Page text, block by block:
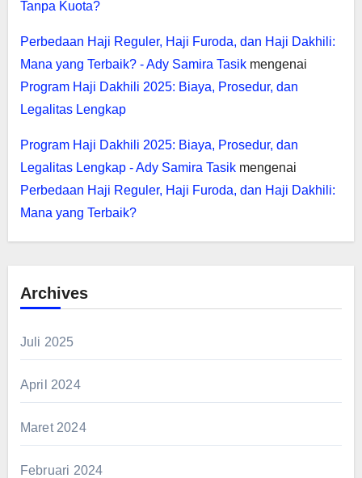
Tanpa Kuota?
Perbedaan Haji Reguler, Haji Furoda, dan Haji Dakhili:
Mana yang Terbaik? - Ady Samira Tasikmengenai
Program Haji Dakhili 2025: Biaya, Prosedur, dan
Legalitas Lengkap
Program Haji Dakhili 2025: Biaya, Prosedur, dan
Legalitas Lengkap - Ady Samira Tasikmengenai
Perbedaan Haji Reguler, Haji Furoda, dan Haji Dakhili:
Mana yang Terbaik?
Archives
Juli 2025
April 2024
Maret 2024
Februari 2024